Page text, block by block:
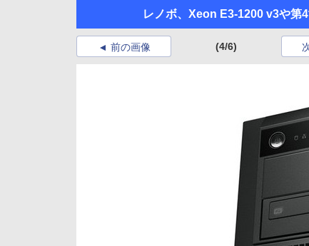
レノボ、Xeon E3-1200 v3や第
前の画像 (4/6)